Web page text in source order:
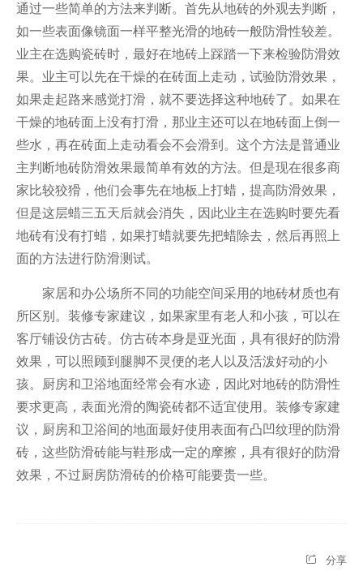
电梯防滑地板
通过一些简单的方法来判断。首先从地砖的外观去判断，
如一些表面像镜面一样平整光滑的地砖一般防滑性较差。
业主在选购瓷砖时，最好在地砖上踩踏一下来检验防滑效
果。业主可以先在干燥的在砖面上走动，试验防滑效果，
如果走起路来感觉打滑，就不要选择这种地砖了。如果在
干燥的地砖面上没有打滑，那业主还可以在地砖面上倒一
些水，再在砖面上走动看会不会滑到。这个方法是普通业
主判断地砖防滑效果最简单有效的方法。但是现在很多商
家比较狡猾，他们会事先在地板上打蜡，提高防滑效果，
但是这层蜡三五天后就会消失，因此业主在选购时要先看
地砖有没有打蜡，如果打蜡就要先把蜡除去，然后再照上
面的方法进行防滑测试。
家居和办公场所不同的功能空间采用的地砖材质也有
所区别。装修专家建议，如果家里有老人和小孩，可以在
客厅铺设仿古砖。仿古砖本身是亚光面，具有很好的防滑
效果，可以照顾到腿脚不灵便的老人以及活泼好动的小
孩。厨房和卫浴地面经常会有水迹，因此对地砖的防滑性
要求更高，表面光滑的陶瓷砖都不适宜使用。装修专家建
议，厨房和卫浴间的地面最好使用表面有凸凹纹理的防滑
砖，这些防滑砖能与鞋形成一定的摩擦，具有很好的防滑
效果，不过厨房防滑砖的价格可能要贵一些。
分享